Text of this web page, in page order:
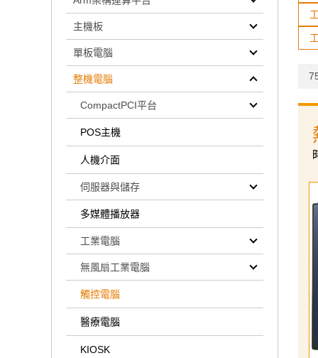
主機板
單板電腦
整機電腦
CompactPCI平台
POS主機
人機介面
伺服器與儲存
多媒體播放器
工業電腦
無風扇工業電腦
觸控電腦
醫療電腦
KIOSK